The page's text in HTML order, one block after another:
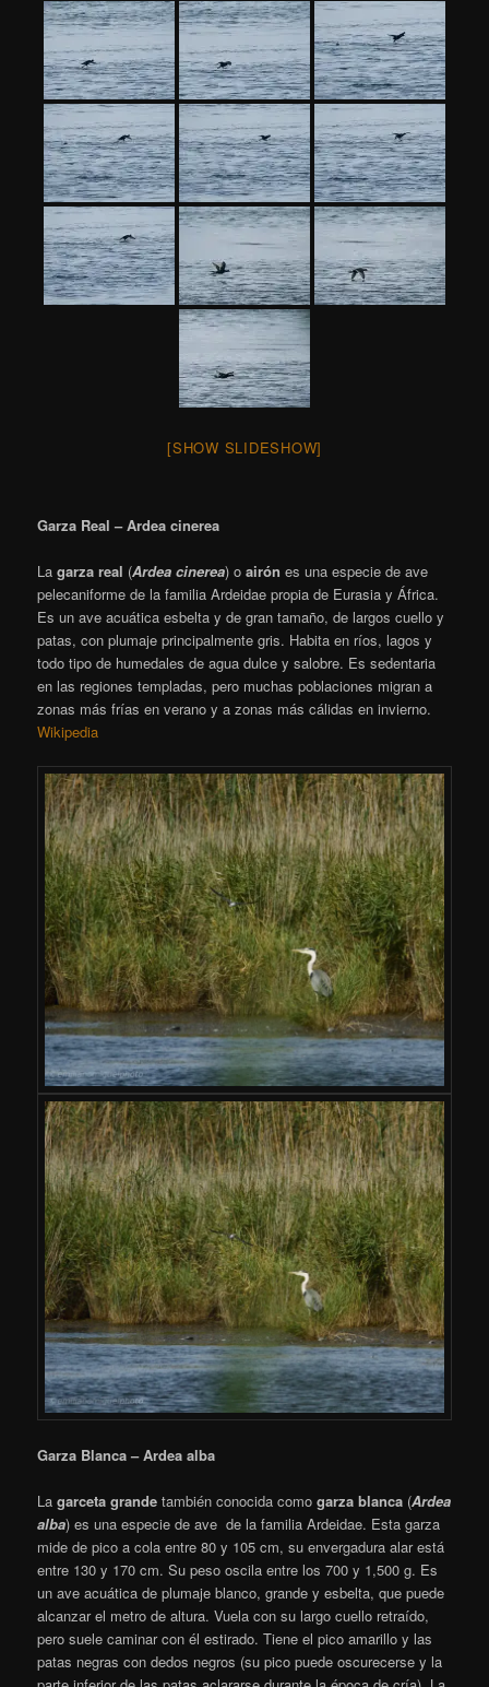
[SHOW SLIDESHOW]
Garza Real – Ardea cinerea
Lagarza real (Ardea cinerea) ​ oairón ​ es una especie de ave
pelecaniforme de la familia Ardeidae propia de Eurasia y África.
Es un ave acuática esbelta y de gran tamaño, de largos cuello y
patas, con plumaje principalmente gris. Habita en ríos, lagos y
todo tipo de humedales de agua dulce y salobre. Es sedentaria
en las regiones templadas, pero muchas poblaciones migran a
zonas más frías en verano y a zonas más cálidas en invierno.
Wikipedia
Garza Blanca – Ardea alba
Lagarceta grande también conocida comogarza blanca (Ardea
alba) es una especie de ave de la familia Ardeidae. Esta garza
mide de pico a cola entre 80 y 105 cm, su envergadura alar está
entre 130 y 170 cm. Su peso oscila entre los 700 y 1,500 g. Es
un ave acuática de plumaje blanco, grande y esbelta, que puede
alcanzar el metro de altura. Vuela con su largo cuello retraído,
pero suele caminar con él estirado. Tiene el pico amarillo y las
patas negras con dedos negros (su pico puede oscurecerse y la